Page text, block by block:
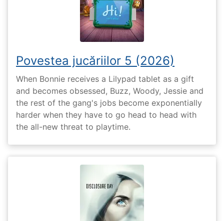
Povestea jucăriilor 5 (2026)
When Bonnie receives a Lilypad tablet as a gift
and becomes obsessed, Buzz, Woody, Jessie and
the rest of the gang's jobs become exponentially
harder when they have to go head to head with
the all-new threat to playtime.